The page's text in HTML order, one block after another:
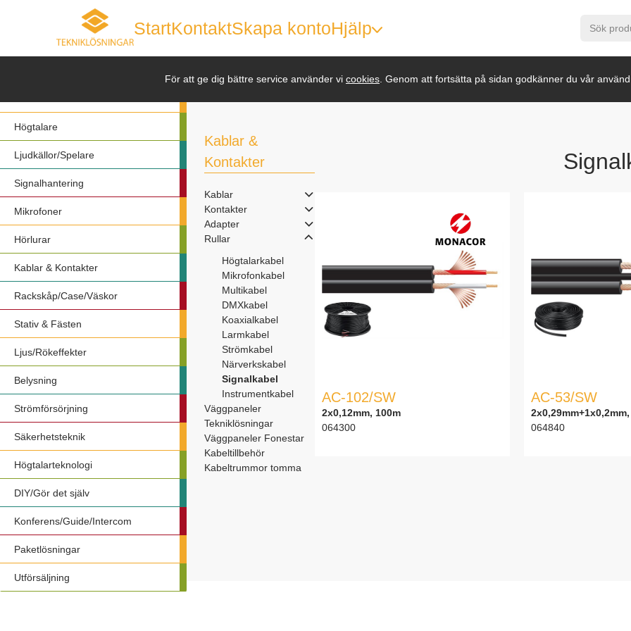
För att ge dig bättre service använder vi cookies. Genom att fortsätta på sidan godkänner du vår
Högtalare
Ljudkällor/Spelare
Signalhantering
Mikrofoner
Hörlurar
Kablar & Kontakter
Rackskåp/Case/Väskor
Stativ & Fästen
Ljus/Rökeffekter
Belysning
Strömförsörjning
Säkerhetsteknik
Högtalarteknologi
DIY/Gör det själv
Konferens/Guide/Intercom
Paketlösningar
Utförsäljning
Kablar &
Kontakter
Kablar
Kontakter
Adapter
Rullar
Högtalarkabel
Mikrofonkabel
Multikabel
DMXkabel
Koaxialkabel
Larmkabel
Strömkabel
Närverkskabel
Signalkabel
Instrumentkabel
Väggpaneler
Tekniklösningar
Väggpaneler Fonestar
Kabeltillbehör
Kabeltrummor tomma
AC-102/SW
2x0,12mm, 100m
064300
AC-53/SW
064840
StartKontaktSkapa kontoHjälp